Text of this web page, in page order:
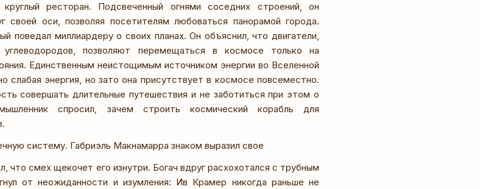
ресторан. Подсвеченный огнями соседних строений, он
своей оси, позволяя посетителям любоваться панорамой города.
поведал миллиардеру о своих планах. Он объяснил, что двигатели,
углеводородов, позволяют перемещаться в космосе только на
Единственным неистощимым источником энергии во Вселенной
слабая энергия, но зато она присутствует в космосе повсеместно.
совершать длительные путешествия и не заботиться при этом о
спросил, зачем строить космический корабль для
систему. Габриэль Макнамарра знаком выразил свое
что смех щекочет его изнутри. Богач вдруг расхохотался с трубным
от неожиданности и изумления: Ив Крамер никогда раньше не